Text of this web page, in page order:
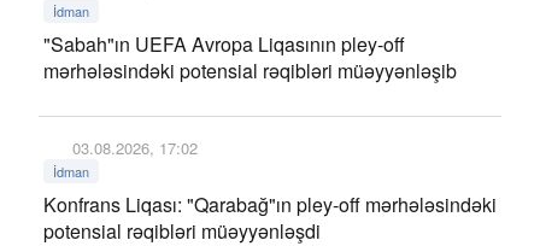
İdman
"Sabah"ın UEFA Avropa Liqasının pley-off
mərhələsindəki potensial rəqibləri müəyyənləşib
03.08.2026, 17:02
İdman
Konfrans Liqası: "Qarabağ"ın pley-off mərhələsindəki
potensial rəqibləri müəyyənləşdi